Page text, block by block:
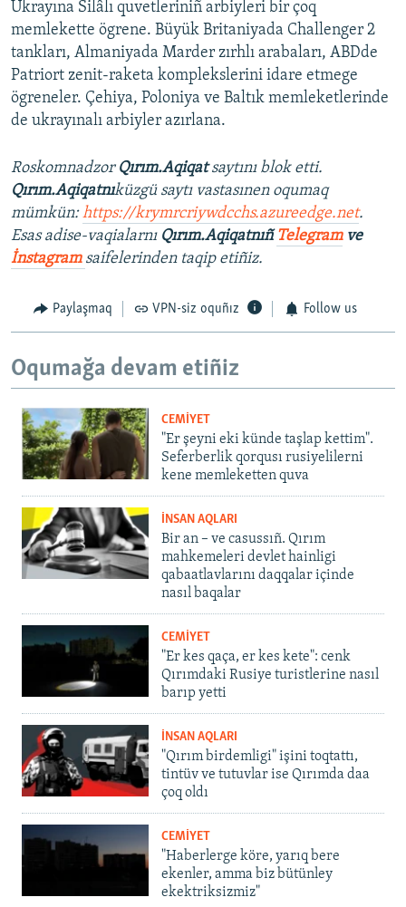
Ukrayına Silâlı quvetleriniñ arbiyleri bir çoq
memlekette ögrene. Büyük Britaniyada Challenger 2
tankları, Almaniyada Marder zırhlı arabaları, ABDde
Patriort zenit-raketa komplekslerini idare etmege
ögreneler. Çehiya, Poloniya ve Baltık memleketlerinde
de ukrayınalı arbiyler azırlana.
Roskomnadzor Qırım.Aqiqatsaytını blok etti.
Qırım.Aqiqatnıküzgü saytı vastasınen oqumaq
mümkün:https://krymrcriywdcchs.azureedge.net.
Esas adise-vaqialarnı Qırım.Aqiqatnıñ Telegramve
İnstagram saifelerinden taqip etiñiz.
Paylaşmaq VPN-siz oquñız Follow us
Oqumağa devam etiñiz
CEMİYET
"Er şeyni eki künde taşlap kettim".
Seferberlik qorqusı rusiyelilerni
kene memleketten quva
İNSAN AQLARI
Bir an – ve casussıñ. Qırım
mahkemeleri devlet hainligi
qabaatlavlarını daqqalar içinde
nasıl baqalar
CEMİYET
"Er kes qaça, er kes kete": cenk
Qırımdaki Rusiye turistlerine nasıl
barıp yetti
İNSAN AQLARI
"Qırım birdemligi" işini toqtattı,
tintüv ve tutuvlar ise Qırımda daa
çoq oldı
CEMİYET
"Haberlerge köre, yarıq bere
ekenler, amma biz bütünley
ekektriksizmiz"